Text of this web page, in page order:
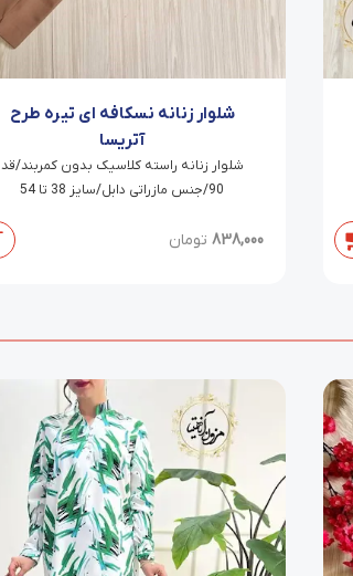
شلوار زنانه نسکافه ای تیره طرح
آتریسا
شلوار زنانه راسته کلاسیک بدون کمربند/قد
90/جنس مازراتی دابل/سایز 38 تا 54
838,000 تومان